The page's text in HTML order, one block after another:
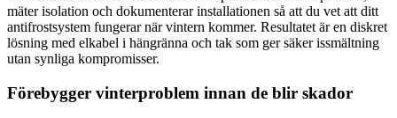
mäter isolation och dokumenterar installationen så att du vet att ditt
antifrostsystem fungerar när vintern kommer. Resultatet är en diskret
lösning med elkabel i hängränna och tak som ger säker issmältning
utan synliga kompromisser.
Förebygger vinterproblem innan de blir skador